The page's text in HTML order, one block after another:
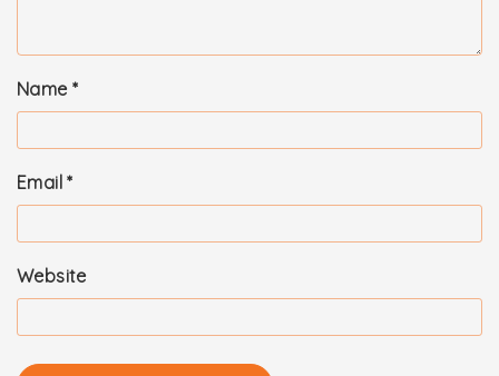
Name *
Email*
Website